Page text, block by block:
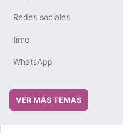
Redes sociales
timo
WhatsApp
VER MÁS TEMAS